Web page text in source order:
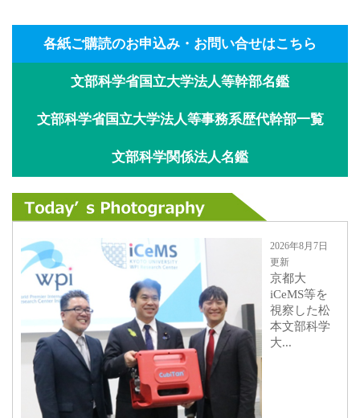
各紙ご購読のお申込み・お問い合せはこちら
文部科学省国立大学法人等幹部名鑑
文部科学省国立大学法人等事務系歴代幹部一覧
文部科学関係法人名鑑
2026年8月7日
更新
京都大
iCeMS等を
視察した松
本文部科学
大...